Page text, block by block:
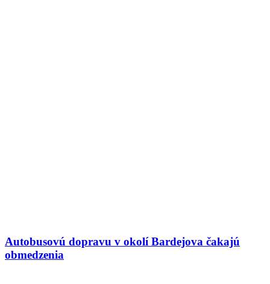
Autobusovú dopravu v okolí Bardejova čakajú
obmedzenia